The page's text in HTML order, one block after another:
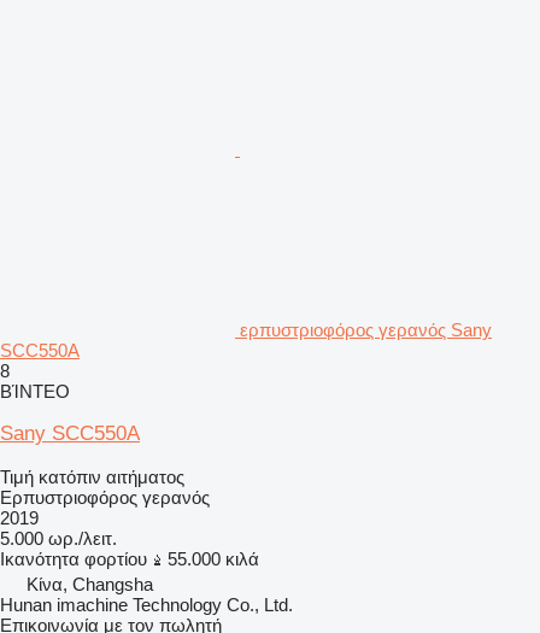
ερπυστριοφόρος γερανός Sany
SCC550A
8
ΒΊΝΤΕΟ
Sany SCC550A
Τιμή κατόπιν αιτήματος
Ερπυστριοφόρος γερανός
2019
5.000 ωρ./λειτ.
Ικανότητα φορτίου
55.000 κιλά
Κίνα, Changsha
Hunan imachine Technology Co., Ltd.
Επικοινωνία με τον πωλητή